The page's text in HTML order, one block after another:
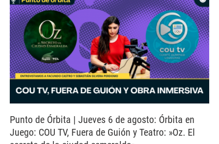
Punto de Órbita | Jueves 6 de agosto: Órbita en
Juego: COU TV, Fuera de Guión y Teatro: »Oz. El